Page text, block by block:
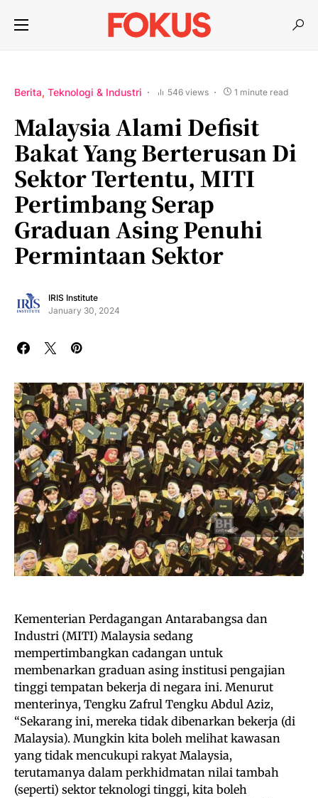
Berita Teknologi & Industri 546 views 1 minute read
Malaysia Alami Defisit
Bakat Yang Berterusan Di
Sektor Tertentu, MITI
Pertimbang Serap
Graduan Asing Penuhi
Permintaan Sektor
IRIS Institute
January 30, 2024
Kementerian Perdagangan Antarabangsa dan
Industri (MITI) Malaysia sedang
mempertimbangkan cadangan untuk
membenarkan graduan asing institusi pengajian
tinggi tempatan bekerja di negara ini. Menurut
menterinya, Tengku Zafrul Tengku Abdul Aziz,
“Sekarang ini, mereka tidak dibenarkan bekerja (di
Malaysia). Mungkin kita boleh melihat kawasan
yang tidak mencukupi rakyat Malaysia,
terutamanya dalam perkhidmatan nilai tambah
(seperti) sektor teknologi tinggi, kita boleh